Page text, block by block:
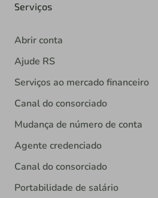
Serviços
Abrir conta
Ajude RS
Serviços ao mercado financeiro
Canal do consorciado
Mudança de número de conta
Agente credenciado
Canal do consorciado
Portabilidade de salário